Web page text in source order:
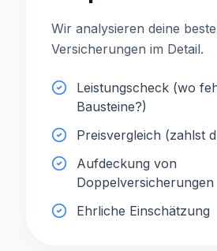
Wir analysieren deine
Versicherungen im Detail.
Leistungscheck (wo
Bausteine?)
Preisvergleich (zahlst
Aufdeckung von
Doppelversicherungen
Ehrliche Einschätzung